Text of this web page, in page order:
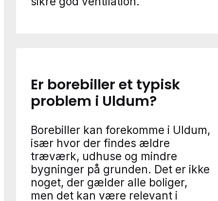
Er borebiller et typisk
problem i Uldum?
Borebiller kan forekomme i Uldum,
især hvor der findes ældre
træværk, udhuse og mindre
bygninger på grunden. Det er ikke
noget, der gælder alle boliger,
men det kan være relevant i